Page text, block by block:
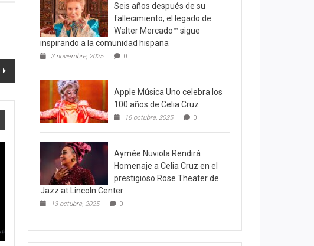
Seis años después de su
fallecimiento, el legado de
Walter Mercado™ sigue
inspirando a la comunidad hispana
3 noviembre, 2025 0
Apple Música Uno celebra los
100 años de Celia Cruz
16 octubre, 2025 0
Aymée Nuviola Rendirá
Homenaje a Celia Cruz en el
prestigioso Rose Theater de
Jazz at Lincoln Center
13 octubre, 2025 0